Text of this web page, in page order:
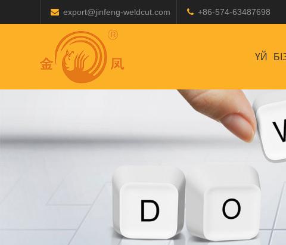
export@jinfeng-weldcut.com +86-574-63487698
ҮЙ